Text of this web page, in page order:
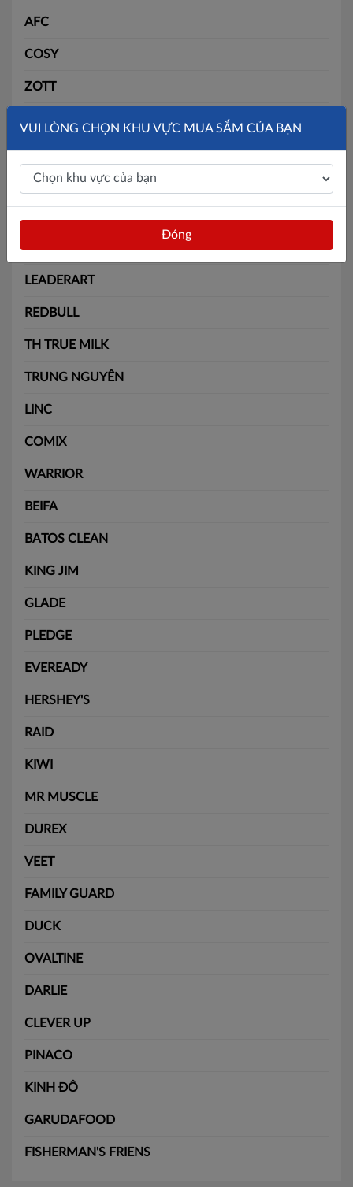
AFC
COSY
ZOTT
SLIDE
SOLITE
BÃI BẰNG
BATOS
LEADERART
REDBULL
TH TRUE MILK
TRUNG NGUYÊN
LINC
COMIX
WARRIOR
BEIFA
BATOS CLEAN
KING JIM
GLADE
PLEDGE
EVEREADY
HERSHEY'S
RAID
KIWI
MR MUSCLE
DUREX
VEET
FAMILY GUARD
DUCK
OVALTINE
DARLIE
CLEVER UP
PINACO
KINH ĐÔ
GARUDAFOOD
FISHERMAN'S FRIENS
VUI LÒNG CHỌN KHU VỰC MUA SẮM CỦA BẠN
Đóng